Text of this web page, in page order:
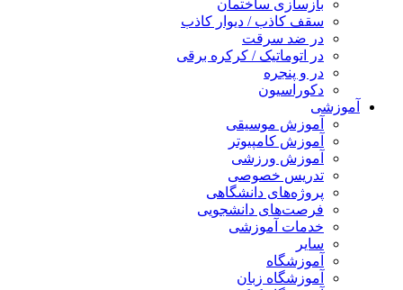
بازسازی ساختمان
سقف کاذب / دیوار کاذب
در ضد سرقت
در اتوماتیک / کرکره برقی
در و پنجره
دکوراسیون
آموزشی
آموزش موسیقی
آموزش کامپیوتر
آموزش ورزشی
تدریس خصوصی
پروژه‌های دانشگاهی
فرصت‌های دانشجویی
خدمات آموزشی
سایر
آموزشگاه
آموزشگاه زبان